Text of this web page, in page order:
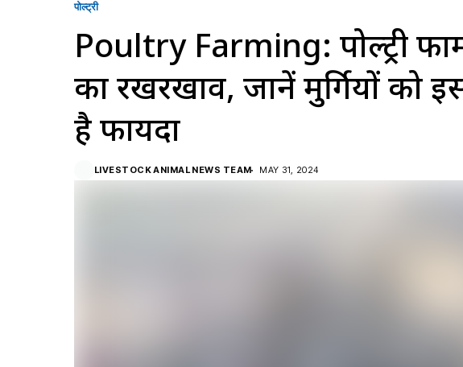
पोल्ट्री
Poultry Farming: पोल्ट्री
का रखरखाव, जानें मुर्गियों को
है फायदा
LIVESTOCK ANIMAL NEWS TEAM MAY 31, 2024